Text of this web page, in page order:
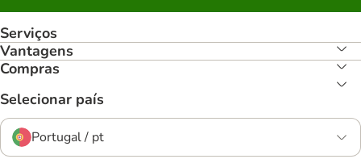
Serviços
Vantagens
Compras
Selecionar país
Portugal / pt